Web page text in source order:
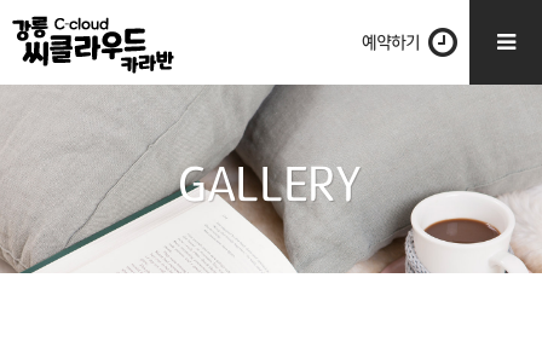
예약하기
GALLERY